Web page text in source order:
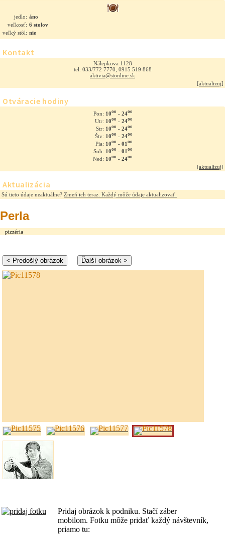
jedlo: áno
veľkosť: 6 stolov
veľký stôl: nie
Kontakt
Nálepkova 1128
tel: 033/772 7770, 0915 519 868
aktivia@stonline.sk
[aktualizuj]
Otváracie hodiny
Pon: 10oo- 24oo
Utr: 10oo- 24oo
Str: 10oo- 24oo
Štv: 10oo- 24oo
Pia: 10oo- 01 oo
Sob: 10oo- 01 oo
Ned: 10oo- 24oo
[aktualizuj]
Aktualizácia
Sú tieto údaje neaktuálne? Zmeň ich teraz. Každý môže údaje aktualizovať.
Perla
pizzéria
Pridaj obrázok k podniku. Stačí záber
mobilom. Fotku môže pridať každý návštevník,
priamo tu: